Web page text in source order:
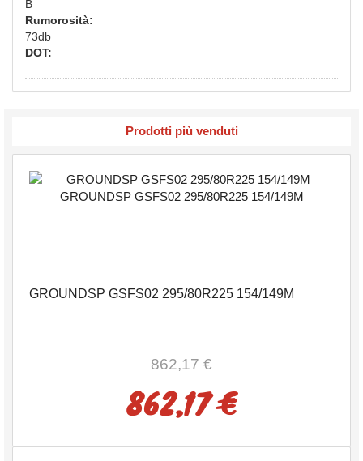
B
Rumorosità:
73db
DOT:
Prodotti più venduti
GROUNDSP GSFS02 295/80R225 154/149M
862,17 €
862,17 €